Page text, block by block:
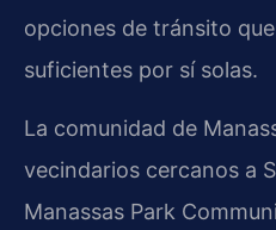
opciones de tránsito
suficientes por sí solas.
La comunidad de
vecindarios cercanos a
Manassas Park